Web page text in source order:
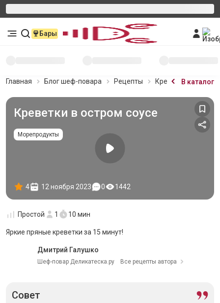
Бары
Главная Блог шеф-повара Рецепты Креветки в остром
В каталог
Креветки в остром соусе
Морепродукты
4 12 ноября 2023 0 1442
Простой 1 10 мин
Яркие пряные креветки за 15 минут!
Дмитрий Галушко
Шеф-повар Деликатеска.ру Все рецепты автора
Совет